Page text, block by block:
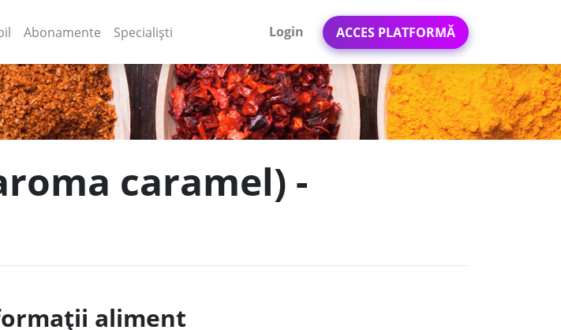
(current)
Abonamente Specialiști Login ACCES PLATFORMĂ
caramel) -
aliment